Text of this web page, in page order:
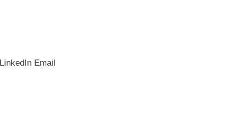
LinkedIn Email